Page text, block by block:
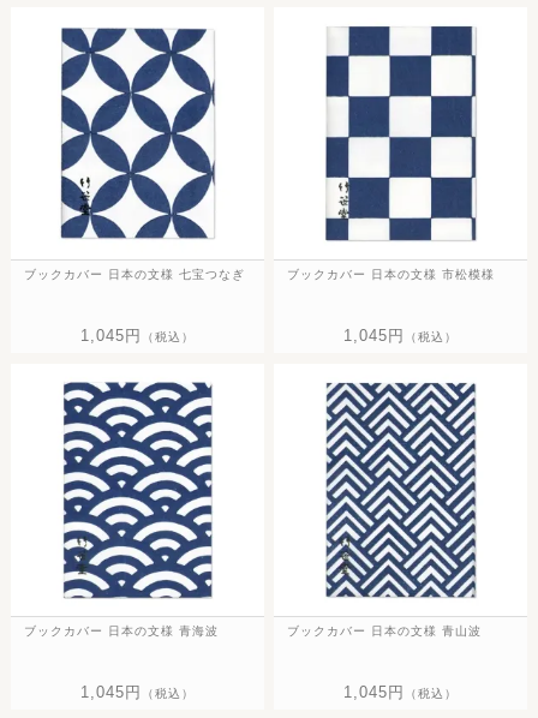
ブックカバー 日本の文様 七宝つなぎ
1,045円 （税込）
ブックカバー 日本の文様 市松模様
1,045円 （税込）
ブックカバー 日本の文様 青海波
1,045円 （税込）
ブックカバー 日本の文様 青山波
1,045円 （税込）